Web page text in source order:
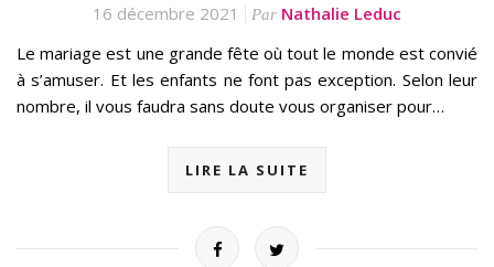
16 décembre 2021 Par Nathalie Leduc
Le mariage est une grande fête où tout le monde est convié
à s’amuser. Et les enfants ne font pas exception. Selon leur
nombre, il vous faudra sans doute vous organiser pour…
LIRE LA SUITE